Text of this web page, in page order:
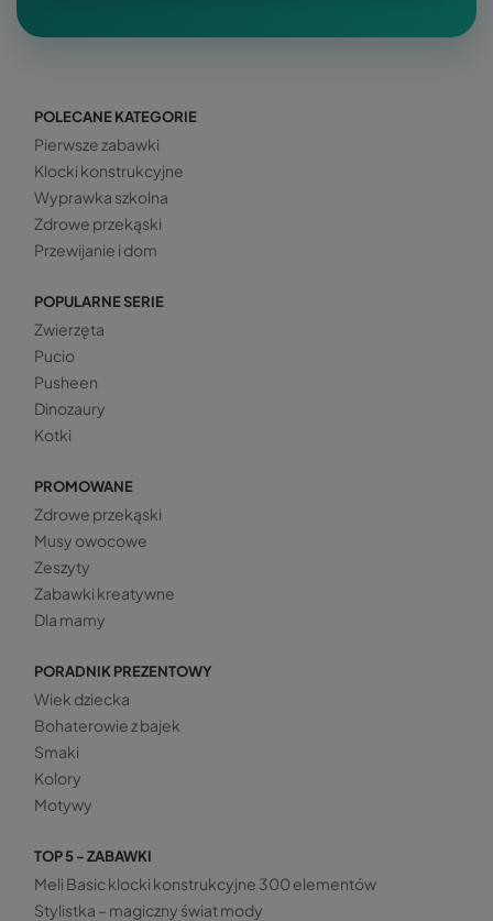
POLECANE KATEGORIE
Pierwsze zabawki
Klocki konstrukcyjne
Wyprawka szkolna
Zdrowe przekąski
Przewijanie i dom
POPULARNE SERIE
Zwierzęta
Pucio
Pusheen
Dinozaury
Kotki
PROMOWANE
Zdrowe przekąski
Musy owocowe
Zeszyty
Zabawki kreatywne
Dla mamy
PORADNIK PREZENTOWY
Wiek dziecka
Bohaterowie z bajek
Smaki
Kolory
Motywy
TOP 5 - ZABAWKI
Meli Basic klocki konstrukcyjne 300 elementów
Stylistka – magiczny świat mody